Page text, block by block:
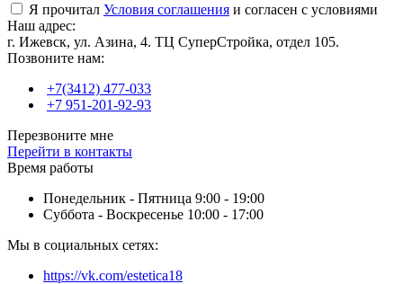
Я прочитал Условия соглашения и согласен с условиями
Наш адрес:
г. Ижевск, ул. Азина, 4. ТЦ СуперСтройка, отдел 105.
Позвоните нам:
+7(3412) 477-033
+7 951-201-92-93
Перезвоните мне
Перейти в контакты
Время работы
Понедельник - Пятница 9:00 - 19:00
Суббота - Воскресенье 10:00 - 17:00
Мы в социальных сетях:
https://vk.com/estetica18